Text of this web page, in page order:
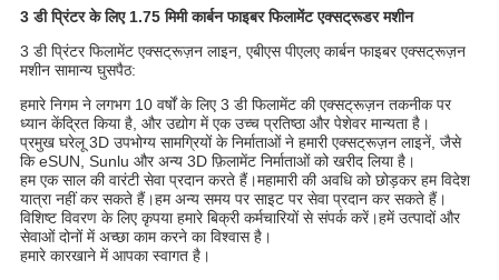
3 डी प्रिंटर के लिए 1.75 मिमी कार्बन फाइबर फिलामेंट एक्सट्रूडर मशीन
3 डी प्रिंटर फिलामेंट एक्सट्रूज़न लाइन, एबीएस पीएलए कार्बन फाइबर एक्सट्रूज़न
मशीन सामान्य घुसपैठ:
हमारे निगम ने लगभग 10 वर्षों के लिए 3 डी फिलामेंट की एक्सट्रूज़न तकनीक पर
ध्यान केंद्रित किया है, और उद्योग में एक उच्च प्रतिष्ठा और पेशेवर मान्यता है।
प्रमुख घरेलू 3D उपभोग्य सामग्रियों के निर्माताओं ने हमारी एक्सट्रूज़न लाइनें, जैसे
कि eSUN, Sunlu और अन्य 3D फ़िलामेंट निर्माताओं को खरीद लिया है।
हम एक साल की वारंटी सेवा प्रदान करते हैं।महामारी की अवधि को छोड़कर हम विदेश
यात्रा नहीं कर सकते हैं।हम अन्य समय पर साइट पर सेवा प्रदान कर सकते हैं।
विशिष्ट विवरण के लिए कृपया हमारे बिक्री कर्मचारियों से संपर्क करें।हमें उत्पादों और
सेवाओं दोनों में अच्छा काम करने का विश्वास है।
हमारे कारखाने में आपका स्वागत है।